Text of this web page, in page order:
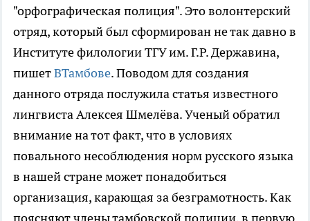
"орфографическая полиция". Это волонтерский
отряд, который был сформирован не так давно в
Институте филологии ТГУ им. Г.Р. Державина,
пишетВТамбове. Поводом для создания
данного отряда послужила статья известного
лингвиста Алексея Шмелёва. Ученый обратил
внимание на тот факт, что в условиях
повального несоблюдения норм русского языка
в нашей стране может понадобиться
организация, карающая за безграмотность. Как